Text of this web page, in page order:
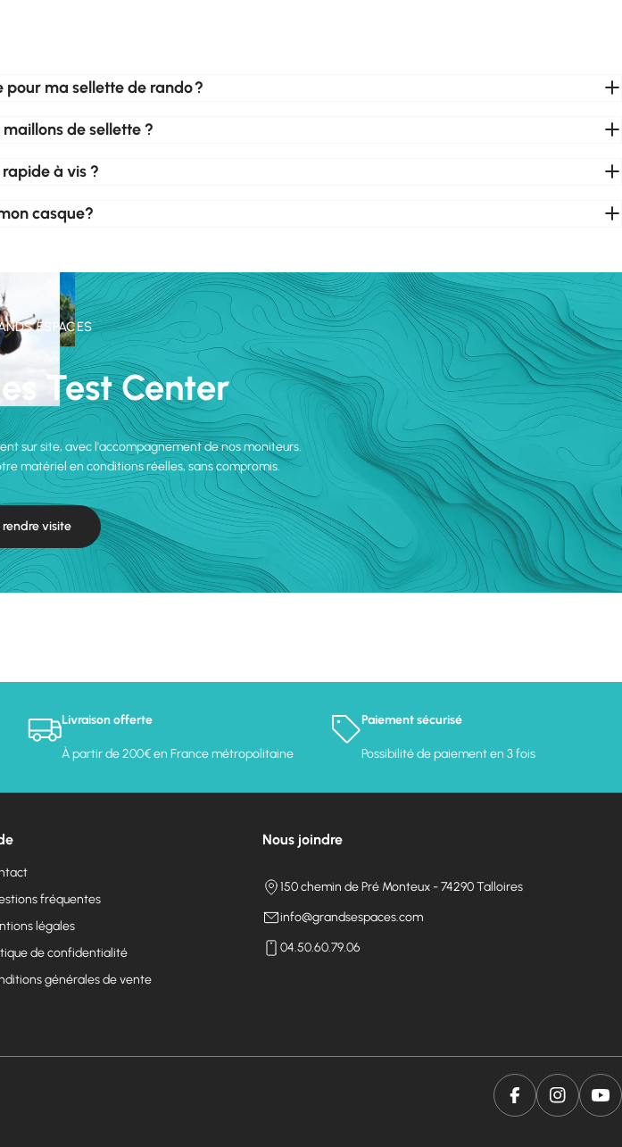
ma sellette de rando ?
de sellette ?
à vis ?
casque?
ESPACES
Test Center
sur site, avec l'accompagnement de nos moniteurs.
matériel en conditions réelles, sans compromis.
rendre visite
Livraison offerte
À partir de 200€ en France métropolitaine
Paiement sécurisé
Possibilité de paiement en 3 fois
fréquentes
légales
de confidentialité
générales de vente
Nous joindre
150 chemin de Pré Monteux - 74290 Talloires
info@grandsespaces.com
04.50.60.79.06
FacebookInstagram